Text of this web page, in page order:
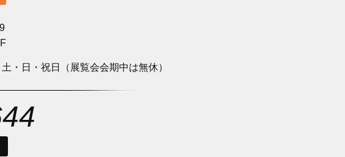
土・日・祝日（展覧会会期中は無休）